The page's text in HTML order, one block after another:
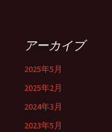
アーカイブ
2025年5月
2025年2月
2024年3月
2023年5月